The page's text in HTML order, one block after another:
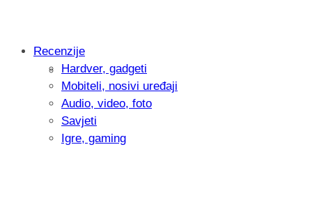
Intervju: Goran Jović, fotograf -
Recenzije
Hardver, gadgeti
Mobiteli, nosivi uređaji
Audio, video, foto
Savjeti
Igre, gaming